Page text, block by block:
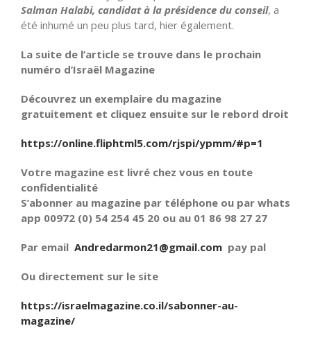
Salman Halabi, candidat à la présidence du conseil, a
été inhumé un peu plus tard, hier également.
La suite de l’article se trouve dans le prochain
numéro d’Israël Magazine
Découvrez un exemplaire du magazine
gratuitement et cliquez ensuite sur le rebord droit
https://online.fliphtml5.com/rjspi/ypmm/#p=1
Votre magazine est livré chez vous en toute
confidentialité
S’abonner au magazine par téléphone ou par whats
app 00972 (0) 54 254 45 20 ou au 01 86 98 27 27
Par email Andredarmon21@gmail.com pay pal
Ou directement sur le site
https://israelmagazine.co.il/sabonner-au-
magazine/